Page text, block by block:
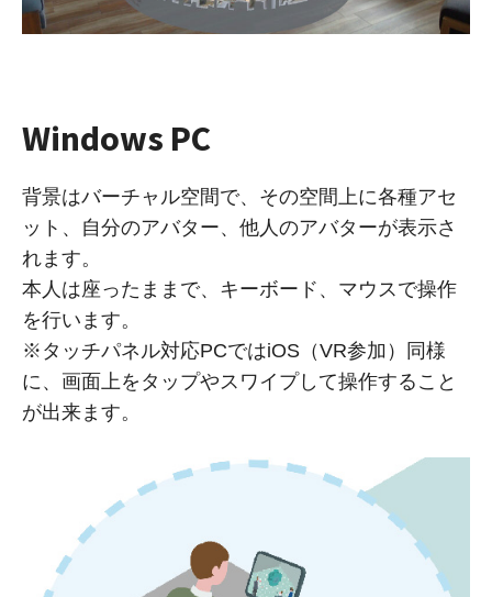
Windows PC
背景はバーチャル空間で、その空間上に各種アセ
ット、自分のアバター、他人のアバターが表示さ
れます。
本人は座ったままで、キーボード、マウスで操作
を行います。
※タッチパネル対応PCではiOS（VR参加）同様
に、画面上をタップやスワイプして操作すること
が出来ます。